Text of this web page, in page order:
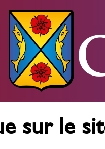
sur le